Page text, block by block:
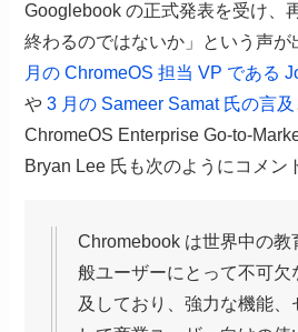
Googlebook の正式発表を受け、
終わるのではないか」という声が
月の ChromeOS 担当 VP である
や3 月の Sameer Samat 氏の言及
ChromeOS Enterprise Go-to-
Bryan Lee 氏も次のようにコメン
Chromebook は世界中の教
般ユーザーにとって不可欠
及しており、強力な機能、